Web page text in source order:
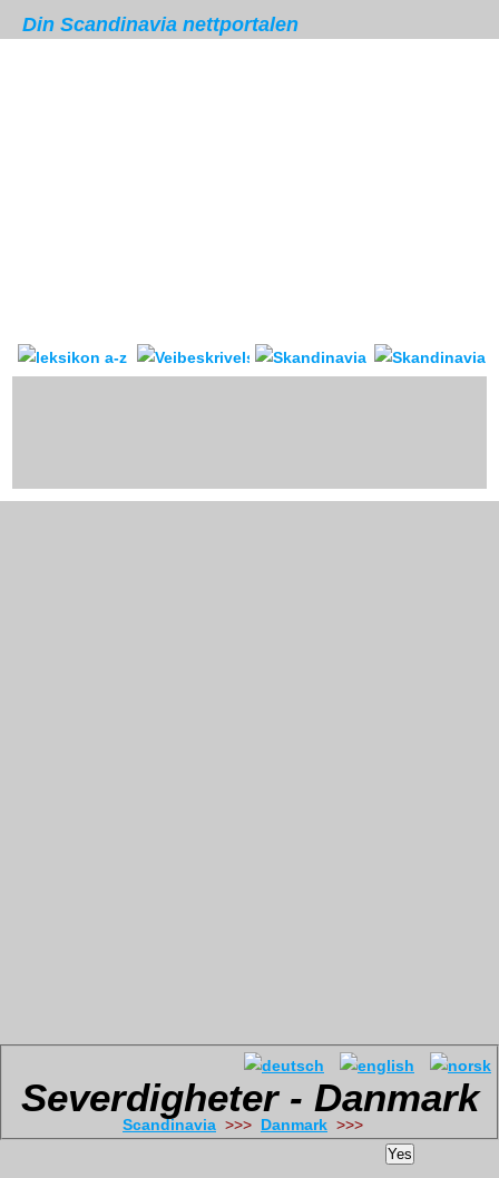
Din Scandinavia nettportalen
Skandinavia leksikonVeibeskrivelse forum &
Severdigheter - Danmark
Scandinavia >>> Danmark
Yes